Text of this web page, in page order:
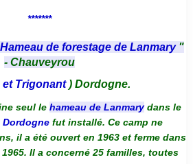
*******
Hameau de forestage de Lanmary "
- Chauveyrou
Trigonant) Dordogne.
seul le hameau de Lanmarydans le
Dordogne fut installé. Ce camp ne
il a été ouvert en 1963 et ferme dans
Il a concerné 25 familles, toutes